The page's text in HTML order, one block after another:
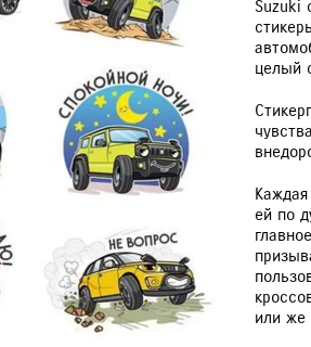
VITARA РАССЧИТАТЬ ТО
Suzuki
целый
ей по
или же